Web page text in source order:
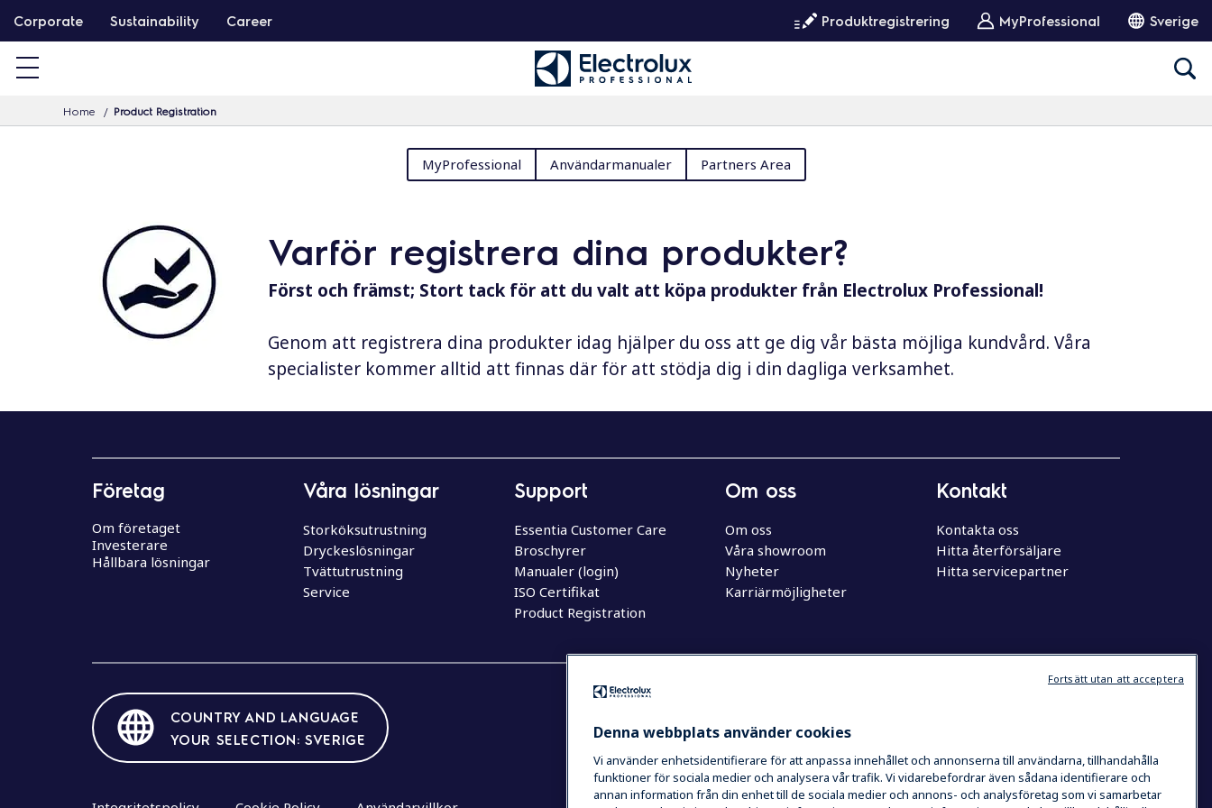
å
Corporate Sustainability Career Produktregistrering MyProfessional Sverige
Home Product Registration
MyProfessional Användarmanualer Partners Area
Varför registrera dina produkter?
Först och främst; Stort tack för att du valt att köpa produkter från Electrolux Professional!
Genom att registrera dina produkter idag hjälper du oss att ge dig vår bästa möjliga kundvård. Våra
specialister kommer alltid att finnas där för att stödja dig i din dagliga verksamhet.
Företag
Om företaget
Investerare
Hållbara lösningar
Våra lösningar
Storköksutrustning
Dryckeslösningar
Tvättutrustning
Service
Support
Essentia Customer Care
Broschyrer
Manualer (login)
ISO Certifikat
Product Registration
Om oss
Om oss
Våra showroom
Nyheter
Karriärmöjligheter
Kontakt
Kontakta oss
Hitta återförsäljare
Hitta servicepartner
COUNTRY AND LANGUAGE
YOUR SELECTION: SVERIGE
Denna webbplats använder cookies
Vi använder enhetsidentifierare för att anpassa innehållet och annonserna till användarna, tillhandahålla
funktioner för sociala medier och analysera vår trafik. Vi vidarebefordrar även sådana identifierare och
annan information från din enhet till de sociala medier och annons- och analysföretag som vi samarbetar
Fortsätt utan att acceptera